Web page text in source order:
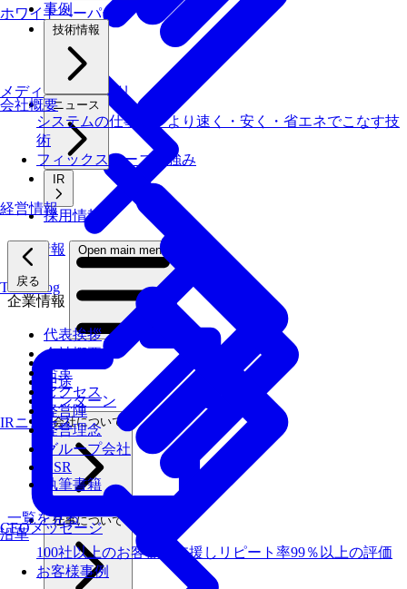
ホワイトペーパー
Tech Blog
メディアライブラリ
IRニュース
事例
技術情報
ニュース
IR
採用情報
戻る
企業情報
代表挨拶
会社概要
沿革
アクセス
経営陣
経営理念
グループ会社
CSR
執筆書籍
一覧を見る
会社概要
沿革
システムの仕事を、より速く・安く・省エネでこなす技
術
フィックスターズの​強み
100社以上のお客様を支援しリピート率99％以上の評価
お客様事例
経営情報
採用情報 Open main menu
中途
インターン
会社について
CEOメッセージ
仕事について